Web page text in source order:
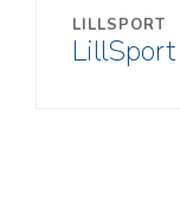
LILLSPORT